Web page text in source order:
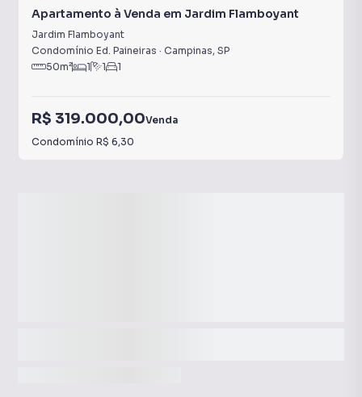
Apartamento à Venda em Jardim Flamboyant
Jardim Flamboyant
Condomínio Ed. Paineiras · Campinas, SP
50m² 1 1 1
R$ 319.000,00Venda
Condomínio R$ 6,30